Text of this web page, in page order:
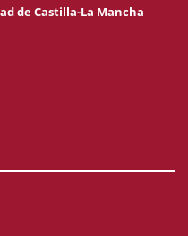
de Castilla-La Mancha